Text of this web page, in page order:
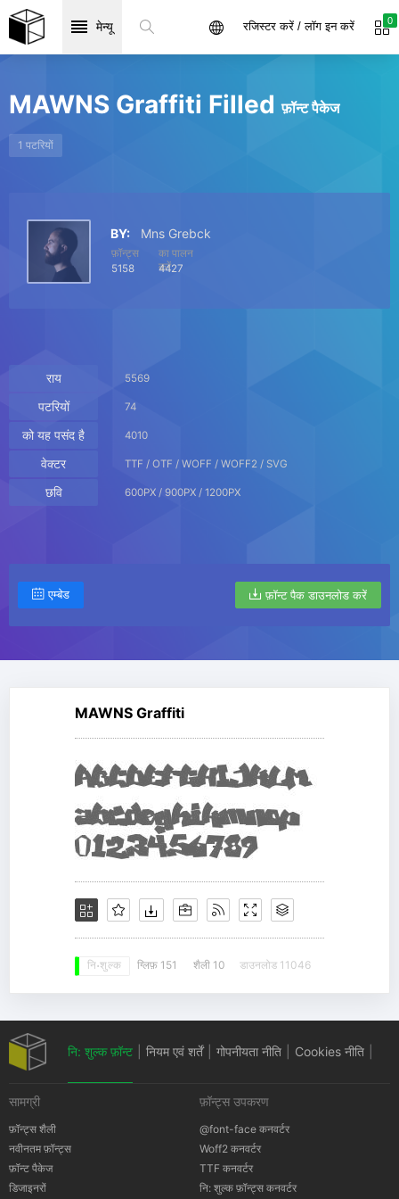
मेन्यू 0
रजिस्टर करें / लॉग इन करें
MAWNS Graffiti Filledफ़ॉन्ट पैकेज
1 पटरियों
BY: Mns Grebck
फ़ॉन्ट्स
5158
का पालन
करें
4427
राय 5569
पटरियों 74
को यह पसंद है 4010
वेक्टर TTF / OTF / WOFF / WOFF2 / SVG
छवि 600PX / 900PX / 1200PX
एम्बेड फ़ॉन्ट पैक डाउनलोड करें
MAWNS Graffiti
नि: शुल्क ग्लिफ़ 151 शैली 10 डाउनलोड 11046
नि: शुल्क फ़ॉन्ट नियम एवं शर्तें गोपनीयता नीति Cookies नीति
सामग्री
फ़ॉन्ट्स शैली
नवीनतम फ़ॉन्ट्स
फ़ॉन्ट पैकेज
डिजाइनरों
फ़ॉन्ट्स उपकरण
@font-face कनवर्टर
Woff2 कनवर्टर
TTF कनवर्टर
नि: शुल्क फ़ॉन्ट्स कनवर्टर